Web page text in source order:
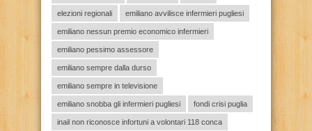
elezioni regionali emiliano avvilisce infermieri pugliesi
emiliano nessun premio economico infermieri
emiliano pessimo assessore
emiliano sempre dalla durso
emiliano sempre in televisione
emiliano snobba gli infermieri pugliesi fondi crisi puglia
inail non riconosce infortuni a volontari 118 conca